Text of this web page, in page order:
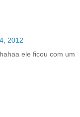
2012
ele ficou com um